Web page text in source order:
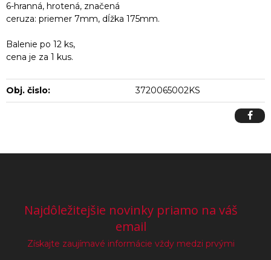
6-hranná, hrotená, značená
ceruza: priemer 7mm, dĺžka 175mm.
Balenie po 12 ks,
cena je za 1 kus.
Obj. čislo: 3720065002KS
Najdôležitejšie novinky priamo na váš
email
Získajte zaujímavé informácie vždy medzi prvými